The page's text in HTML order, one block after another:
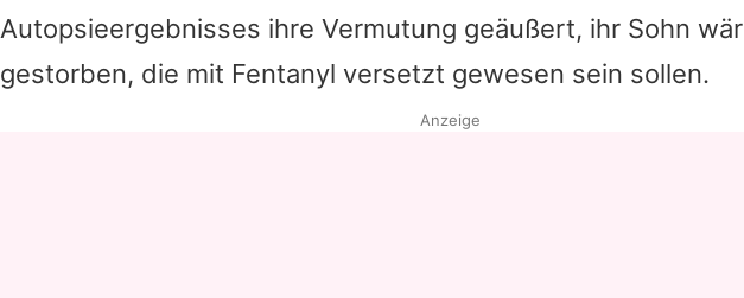
Autopsieergebnisses ihre Vermutung geäußert, ihr Sohn
gestorben, die mit Fentanyl versetzt gewesen sein sollen.
Anzeige